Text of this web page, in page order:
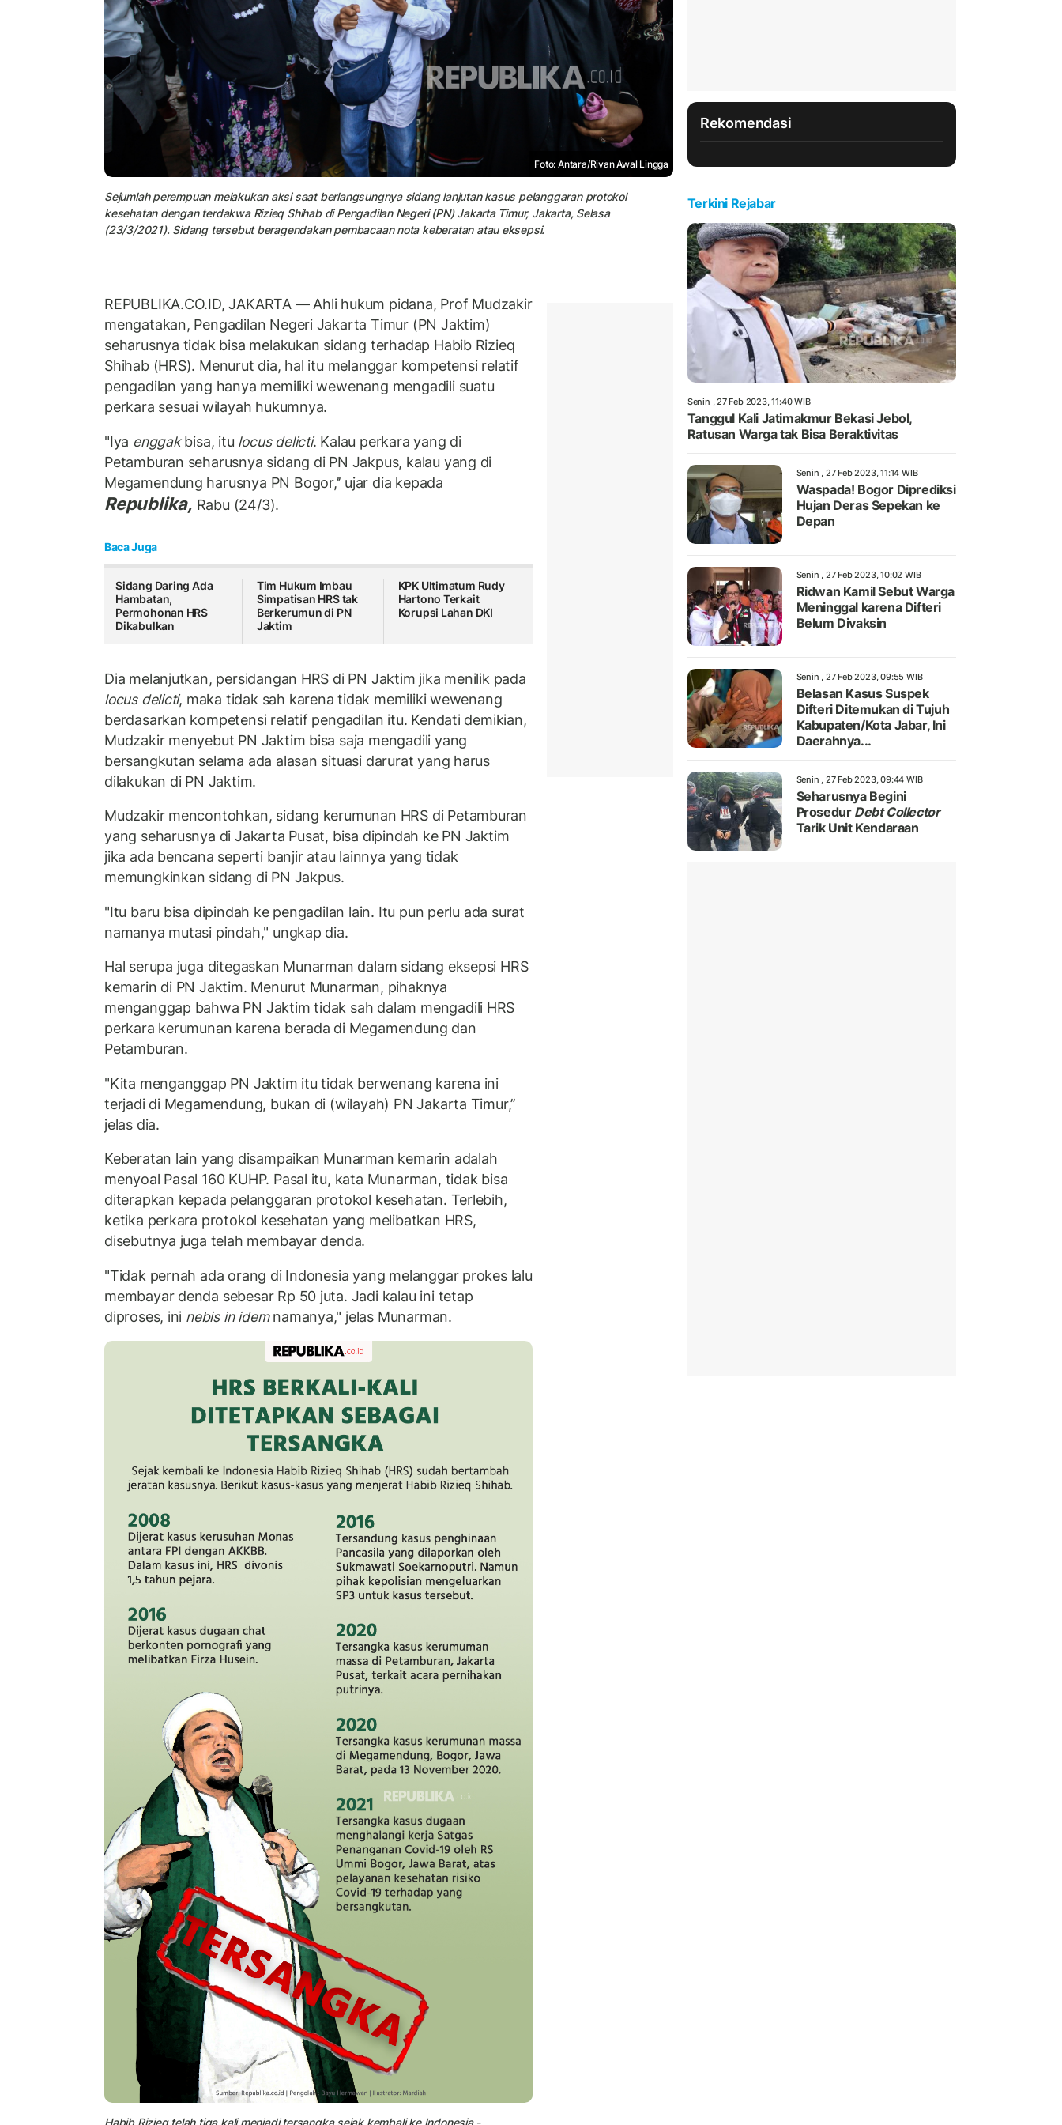
Foto: Antara/Rivan Awal Lingga
Sejumlah perempuan melakukan aksi saat berlangsungnya sidang lanjutan kasus pelanggaran protokol
kesehatan dengan terdakwa Rizieq Shihab di Pengadilan Negeri (PN) Jakarta Timur, Jakarta, Selasa
(23/3/2021). Sidang tersebut beragendakan pembacaan nota keberatan atau eksepsi.
REPUBLIKA.CO.ID, JAKARTA — Ahli hukum pidana, Prof Mudzakir
mengatakan, Pengadilan Negeri Jakarta Timur (PN Jaktim)
seharusnya tidak bisa melakukan sidang terhadap Habib Rizieq
Shihab (HRS). Menurut dia, hal itu melanggar kompetensi relatif
pengadilan yang hanya memiliki wewenang mengadili suatu
perkara sesuai wilayah hukumnya.
"Iya enggakbisa, itu locus delicti. Kalau perkara yang di
Petamburan seharusnya sidang di PN Jakpus, kalau yang di
Megamendung harusnya PN Bogor,’’ ujar dia kepada
Republika, Rabu (24/3).
Baca Juga
Sidang Daring Ada
Hambatan,
Permohonan HRS
Dikabulkan
Tim Hukum Imbau
Simpatisan HRS tak
Berkerumun di PN
Jaktim
KPK Ultimatum Rudy
Hartono Terkait
Korupsi Lahan DKI
Dia melanjutkan, persidangan HRS di PN Jaktim jika menilik pada
locus delicti, maka tidak sah karena tidak memiliki wewenang
berdasarkan kompetensi relatif pengadilan itu. Kendati demikian,
Mudzakir menyebut PN Jaktim bisa saja mengadili yang
bersangkutan selama ada alasan situasi darurat yang harus
dilakukan di PN Jaktim.
Mudzakir mencontohkan, sidang kerumunan HRS di Petamburan
yang seharusnya di Jakarta Pusat, bisa dipindah ke PN Jaktim
jika ada bencana seperti banjir atau lainnya yang tidak
memungkinkan sidang di PN Jakpus.
"Itu baru bisa dipindah ke pengadilan lain. Itu pun perlu ada surat
namanya mutasi pindah," ungkap dia.
Hal serupa juga ditegaskan Munarman dalam sidang eksepsi HRS
kemarin di PN Jaktim. Menurut Munarman, pihaknya
menganggap bahwa PN Jaktim tidak sah dalam mengadili HRS
perkara kerumunan karena berada di Megamendung dan
Petamburan.
"Kita menganggap PN Jaktim itu tidak berwenang karena ini
terjadi di Megamendung, bukan di (wilayah) PN Jakarta Timur,’’
jelas dia.
Keberatan lain yang disampaikan Munarman kemarin adalah
menyoal Pasal 160 KUHP. Pasal itu, kata Munarman, tidak bisa
diterapkan kepada pelanggaran protokol kesehatan. Terlebih,
ketika perkara protokol kesehatan yang melibatkan HRS,
disebutnya juga telah membayar denda.
"Tidak pernah ada orang di Indonesia yang melanggar prokes lalu
membayar denda sebesar Rp 50 juta. Jadi kalau ini tetap
diproses, ini nebis in idemnamanya," jelas Munarman.
Habib Rizieq telah tiga kali menjadi tersangka sejak kembali ke Indonesia -
Rekomendasi
Terkini Rejabar
Senin , 27 Feb 2023, 11:40 WIB
Tanggul Kali Jatimakmur Bekasi Jebol,
Ratusan Warga tak Bisa Beraktivitas
Senin , 27 Feb 2023, 11:14 WIB
Waspada! Bogor Diprediksi
Hujan Deras Sepekan ke
Depan
Senin , 27 Feb 2023, 10:02 WIB
Ridwan Kamil Sebut Warga
Meninggal karena Difteri
Belum Divaksin
Senin , 27 Feb 2023, 09:55 WIB
Belasan Kasus Suspek
Difteri Ditemukan di Tujuh
Kabupaten/Kota Jabar, Ini
Daerahnya...
Senin , 27 Feb 2023, 09:44 WIB
Seharusnya Begini
Prosedur Debt Collector
Tarik Unit Kendaraan